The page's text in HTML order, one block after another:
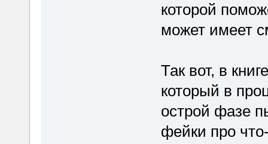
которой
может имеет
Так вот, в
который в
острой фазе
фейки про